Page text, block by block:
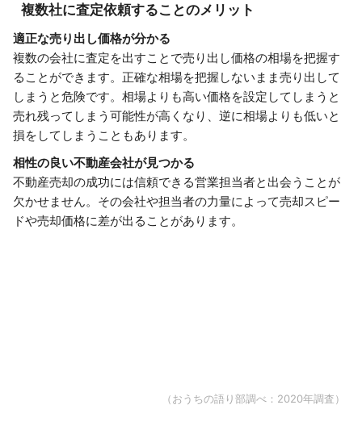
複数社に査定依頼することのメリット
適正な売り出し価格が分かる
複数の会社に査定を出すことで売り出し価格の相場を把握す
ることができます。正確な相場を把握しないまま売り出して
しまうと危険です。相場よりも高い価格を設定してしまうと
売れ残ってしまう可能性が高くなり、逆に相場よりも低いと
損をしてしまうこともあります。
相性の良い不動産会社が見つかる
不動産売却の成功には信頼できる営業担当者と出会うことが
欠かせません。その会社や担当者の力量によって売却スピー
ドや売却価格に差が出ることがあります。
（おうちの語り部調べ：2020年調査）